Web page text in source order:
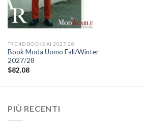
TREND BOOKS AI 2027.28
Book Moda Uomo Fall/Winter
2027/28
$82.08
PIÙ RECENTI